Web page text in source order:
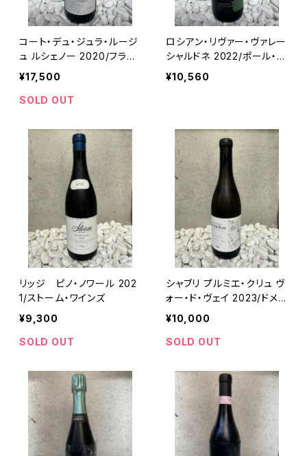
コート・デュ・ジュラ・ルージ
ュ ルシェノー 2020/フラン
ソワ・ミエ・エ・フィス
¥17,500
SOLD OUT
ロシアン・リヴァー・ヴァレー
シャルドネ 2022/ポール・ホ
ブス・ワイナリー
¥10,560
リッジ ピノ・ノワール 202
1/ストーム・ワインズ
¥9,300
SOLD OUT
シャブリ プルミエ・クリュ ヴ
ォー・ド・ヴェイ 2023/ドメ
ーヌ・ランクロ
¥10,000
SOLD OUT